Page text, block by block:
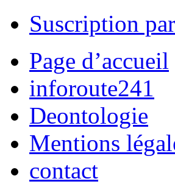
Suscription
Page d’accueil
inforoute241
Deontologie
Mentions
contact